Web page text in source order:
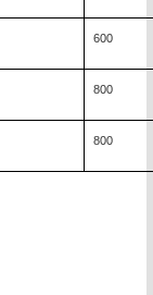
600
800
800